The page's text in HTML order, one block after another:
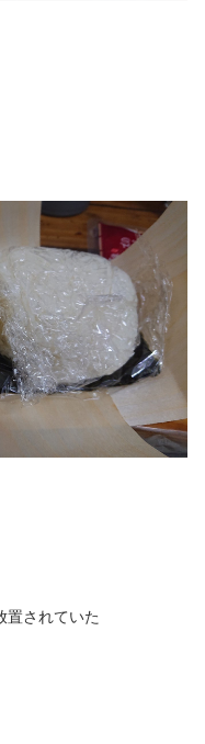
置されていた